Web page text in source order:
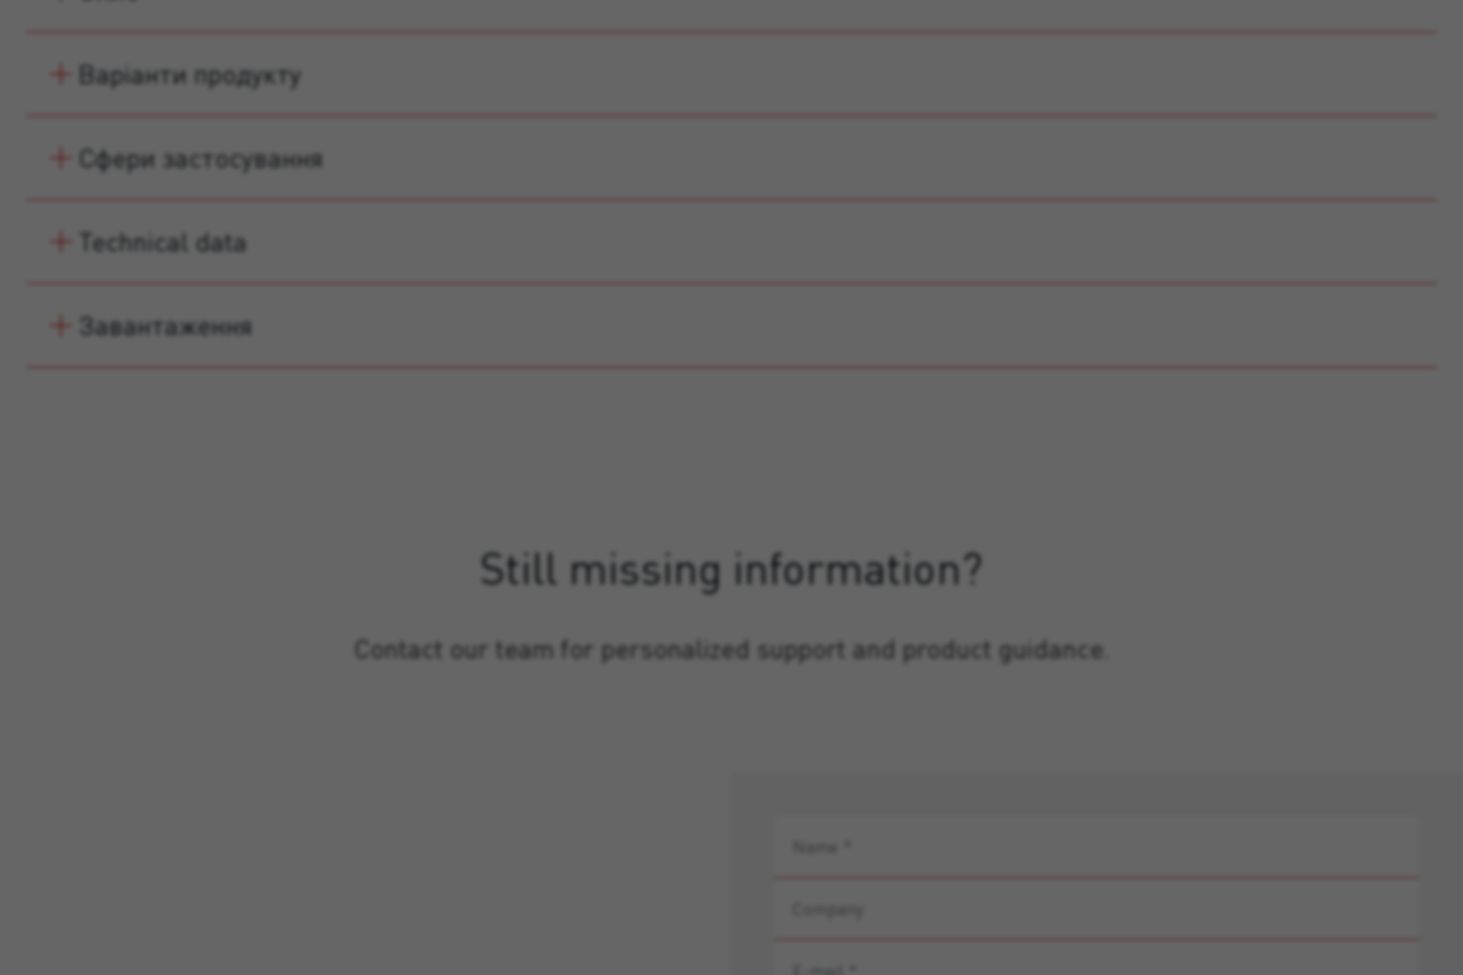
Варіанти продукту
Сфери застосування
Technical data
Завантаження
Still missing information?
Contact our team for personalized support and product guidance.